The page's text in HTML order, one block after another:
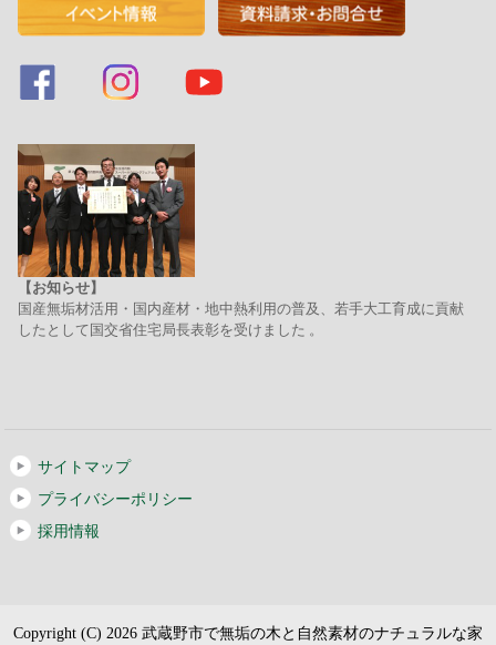
【お知らせ】
国産無垢材活用・国内産材・地中熱利用の普及、若手大工育成に貢献
したとして国交省住宅局長表彰を受けました 。
サイトマップ
プライバシーポリシー
採用情報
Copyright (C) 2026 武蔵野市で無垢の木と自然素材のナチュラルな家